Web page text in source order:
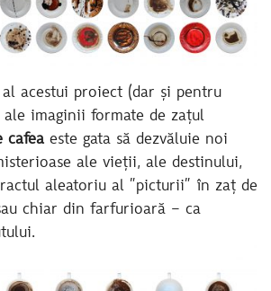
acestui proiect (dar și pentru
imaginii formate de zațul
cafea este gata să dezvăluie noi
ale vieții, ale destinului,
aleatoriu al ”picturii” în zaț de
chiar din farfurioară – ca